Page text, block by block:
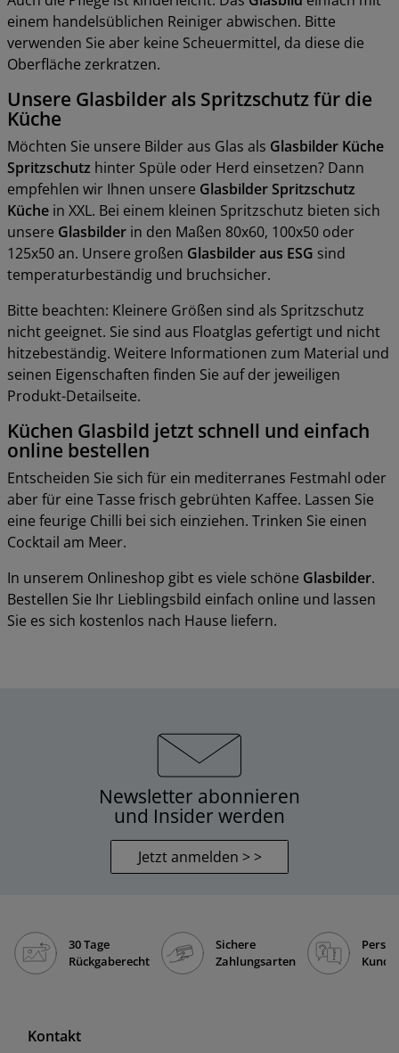
einem handelsüblichen Reiniger abwischen. Bitte
verwenden Sie aber keine Scheuermittel, da diese die
Oberfläche zerkratzen.
Unsere Glasbilder als Spritzschutz für die
Küche
Möchten Sie unsere Bilder aus Glas als Glasbilder Küche
Spritzschutz hinter Spüle oder Herd einsetzen? Dann
empfehlen wir Ihnen unsere Glasbilder Spritzschutz
Küche in XXL. Bei einem kleinen Spritzschutz bieten sich
unsere Glasbilder in den Maßen 80x60, 100x50 oder
125x50 an. Unsere großen Glasbilder aus ESG sind
temperaturbeständig und bruchsicher.
Bitte beachten: Kleinere Größen sind als Spritzschutz
nicht geeignet. Sie sind aus Floatglas gefertigt und nicht
hitzebeständig. Weitere Informationen zum Material und
seinen Eigenschaften finden Sie auf der jeweiligen
Produkt-Detailseite.
Küchen Glasbild jetzt schnell und einfach
online bestellen
Entscheiden Sie sich für ein mediterranes Festmahl oder
aber für eine Tasse frisch gebrühten Kaffee. Lassen Sie
eine feurige Chilli bei sich einziehen. Trinken Sie einen
Cocktail am Meer.
In unserem Onlineshop gibt es viele schöne Glasbilder.
Bestellen Sie Ihr Lieblingsbild einfach online und lassen
Sie es sich kostenlos nach Hause liefern.
Newsletter abonnieren
und Insider werden
Jetzt anmelden > >
30 Tage
Rückgaberecht
Sichere
Zahlungsarten
Kontakt